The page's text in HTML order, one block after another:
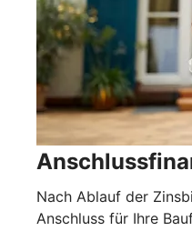
Nach Ablauf der
Anschluss für Ihre